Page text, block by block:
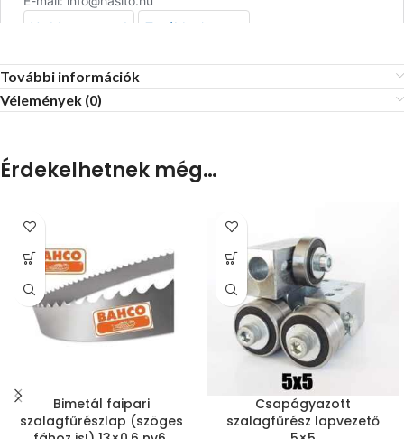
További információk
Vélemények (0)
Érdekelhetnek még…
Bimetál faipari
szalagfűrészlap (szöges
Csapágyazott
szalagfűrész lapvezető